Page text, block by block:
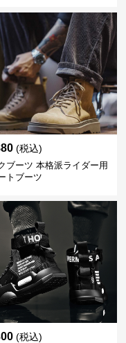
(税込)
ブーツ 本格派ライダー用
トブーツ
(税込)